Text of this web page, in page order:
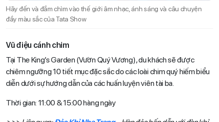
Hãy đến và đắm chìm vào thế giới âm nhạc, ánh sáng và câu chuyện
đầy màu sắc của Tata Show
Vũ điệu cánh chim
Tại The King’s Garden (Vườn Quý Vương), du khách sẽ được
chiêm ngưỡng 10 tiết mục đặc sắc do các loài chim quý hiếm biểu
diễn dưới sự hướng dẫn của các huấn luyện viên tài ba.
Thời gian: 11:00 & 15:00 hàng ngày